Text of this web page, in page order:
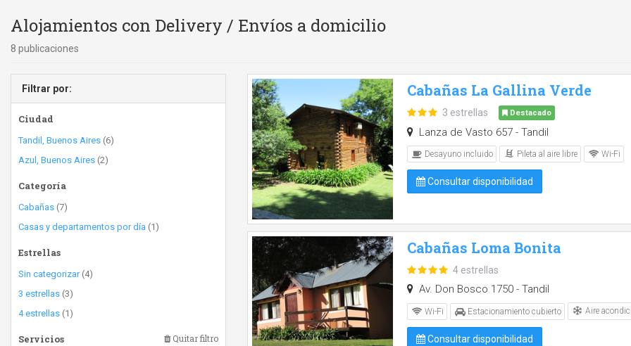
Alojamientos con Delivery / Envíos a domicilio
8 publicaciones
Filtrar por:
Ciudad
Tandil, Buenos Aires (6)
Azul, Buenos Aires (2)
Categoría
Cabañas (7)
Casas y departamentos por día (1)
Estrellas
Sin categorizar(4)
3 estrellas (3)
4 estrellas (1)
Servicios Quitar filtro
Cabañas La Gallina Verde
3 estrellas Destacado
Lanza de Vasto 657 - Tandil
Desayuno incluido Pileta al aire libre Wi-Fi
Consultar disponibilidad
Cabañas Loma Bonita
4 estrellas
Av. Don Bosco 1750 - Tandil
Wi-Fi Estacionamiento cubierto Aire
Consultar disponibilidad